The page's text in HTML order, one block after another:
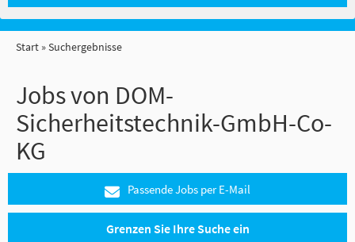
Start Suchergebnisse
Jobs von DOM-
Sicherheitstechnik-GmbH-Co-
KG
Passende Jobs per E-Mail
Grenzen Sie Ihre Suche ein